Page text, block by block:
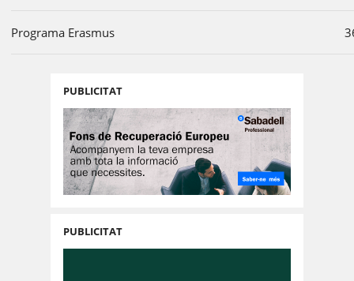
Programa Erasmus
PUBLICITAT
PUBLICITAT